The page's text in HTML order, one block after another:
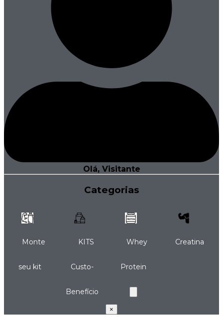
Olá, Visitante
Categorias
Monte
seu kit
KITS
Custo-
Benefício
Whey
Protein
Creatina
×